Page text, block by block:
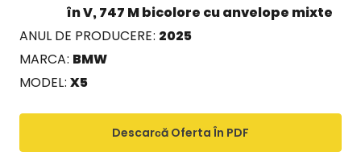
în V, 747 M bicolore cu anvelope mixte
ANUL DE PRODUCERE 2025
MARCA BMW
MODEL X5
Descarсă Oferta În PDF